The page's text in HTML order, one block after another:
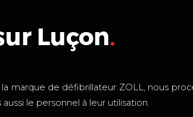
Luçon.
marque de défibrillateur ZOLL, nous
le personnel à leur utilisation.